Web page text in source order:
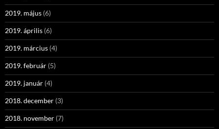
2019. május (6)
2019. április (6)
2019. március (4)
2019. február (5)
2019. január (4)
2018. december (3)
2018. november (7)